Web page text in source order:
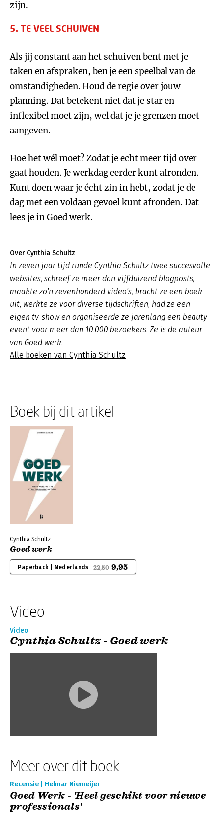
zijn.
5. TE VEEL SCHUIVEN
Als jij constant aan het schuiven bent met je
taken en afspraken, ben je een speelbal van de
omstandigheden. Houd de regie over jouw
planning. Dat betekent niet dat je star en
inflexibel moet zijn, wel dat je je grenzen moet
aangeven.
Hoe het wél moet? Zodat je echt meer tijd over
gaat houden. Je werkdag eerder kunt afronden.
Kunt doen waar je écht zin in hebt, zodat je de
dag met een voldaan gevoel kunt afronden. Dat
lees je inGoed werk.
Over Cynthia Schultz
In zeven jaar tijd runde Cynthia Schultz twee succesvolle
websites, schreef ze meer dan vijfduizend blogposts,
maakte zo'n zevenhonderd video's, bracht ze een boek
uit, werkte ze voor diverse tijdschriften, had ze een
eigen tv-show en organiseerde ze jarenlang een beauty-
event voor meer dan 10.000 bezoekers. Ze is de auteur
van Goed werk.
Alle boeken van Cynthia Schultz
Boek bij dit artikel
Cynthia Schultz
Goed werk
Paperback | Nederlands 22,50 9,95
Video
Video
Cynthia Schultz - Goed werk
Meer over dit boek
Recensie | Helmar Niemeijer
Goed Werk - 'Heel geschikt voor nieuwe
professionals'